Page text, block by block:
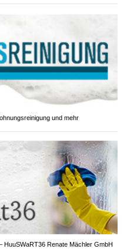
und mehr
Renate Mächler GmbH